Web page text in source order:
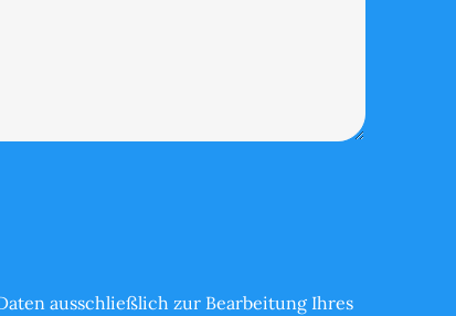
ausschließlich zur Bearbeitung Ihres